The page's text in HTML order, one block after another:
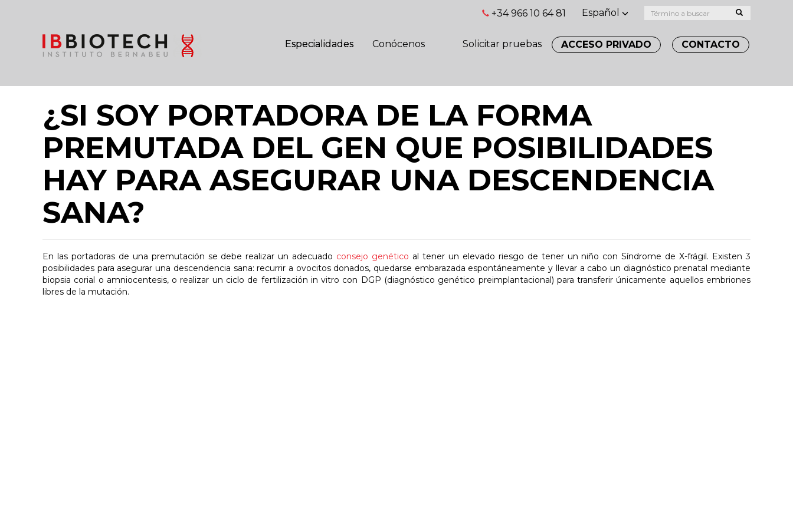
+34 966 10 64 81 Español
Especialidades Conócenos Solicitar pruebas ACCESO PRIVADO CONTACTO
¿SI SOY PORTADORA DE LA FORMA
PREMUTADA DEL GEN QUE POSIBILIDADES
HAY PARA ASEGURAR UNA DESCENDENCIA
SANA?
En las portadoras de una premutación se debe realizar un adecuado consejo genético al tener un elevado riesgo de tener un niño con Síndrome de X-frágil. Existen 3
posibilidades para asegurar una descendencia sana: recurrir a ovocitos donados, quedarse embarazada espontáneamente y llevar a cabo un diagnóstico prenatal mediante
biopsia corial o amniocentesis, o realizar un ciclo de fertilización in vitro con DGP (diagnóstico genético preimplantacional) para transferir únicamente aquellos embriones
libres de la mutación.